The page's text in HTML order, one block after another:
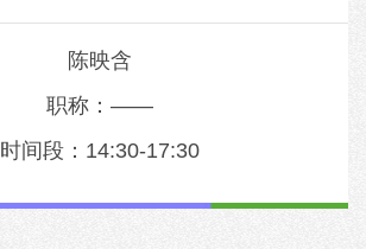
陈映含
职称：——
时间段：14:30-17:30